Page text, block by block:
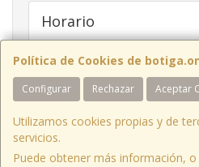
Política de Cookies de
Configurar Rechazar Aceptar
Utilizamos cookies propias y de
servicios.
Puede obtener más información,
Horario
De 9h a 13:15h i de 15:45h a
Dissabtes de De 9:30h a 13:30h
ONA INFORMÀTICA I
AGRAMUNT/ Tel. 973
711 715 - 973